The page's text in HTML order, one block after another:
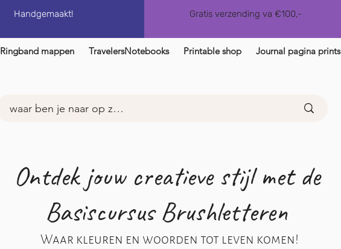
Handgemaakt! Gratis verzending va €100,-
Ringband mappen TravelersNotebooks Printable shop Journal pagina prints
Ontdek jouw creatieve stijl met de
Basiscursus Brushletteren
Waar kleuren en woorden tot leven komen!